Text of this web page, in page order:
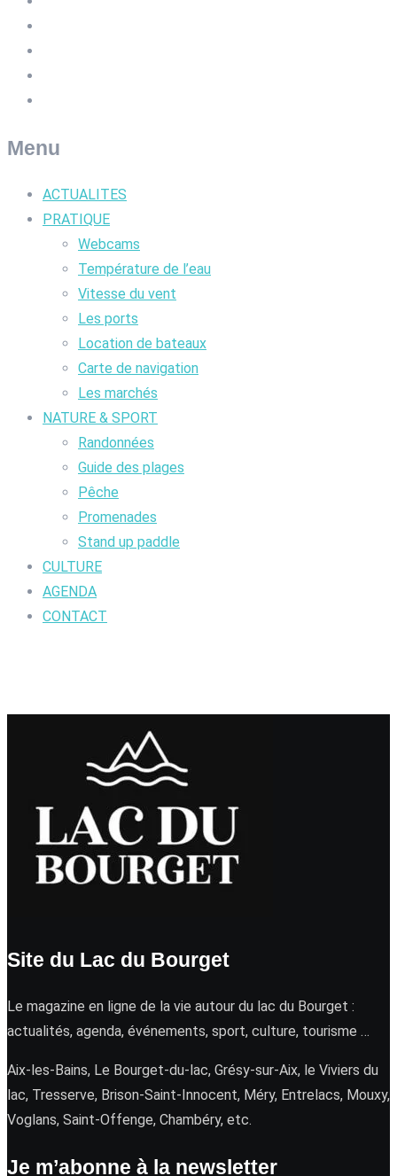
Menu
ACTUALITES
PRATIQUE
Webcams
Température de l’eau
Vitesse du vent
Les ports
Location de bateaux
Carte de navigation
Les marchés
NATURE & SPORT
Randonnées
Guide des plages
Pêche
Promenades
Stand up paddle
CULTURE
AGENDA
CONTACT
Site du Lac du Bourget
Le magazine en ligne de la vie autour du lac du Bourget :
actualités, agenda, événements, sport, culture, tourisme …
Aix-les-Bains, Le Bourget-du-lac, Grésy-sur-Aix, le Viviers du
lac, Tresserve, Brison-Saint-Innocent, Méry, Entrelacs, Mouxy,
Voglans, Saint-Offenge, Chambéry, etc.
Je m’abonne à la newsletter